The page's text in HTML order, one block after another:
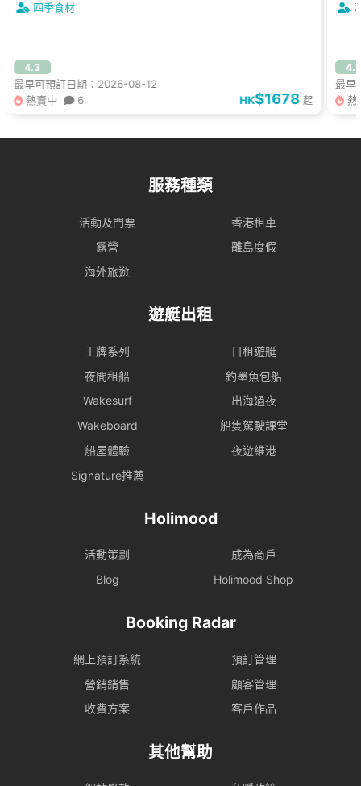
四季食材
4.3
最早可預訂日期：2026-08-12
熱賣中
6 HK$1678 起
4.3
最早
服務種類
活動及門票
香港租車
露營
離島度假
海外旅遊
遊艇出租
王牌系列
日租遊艇
夜間租船
釣墨魚包船
Wakesurf
出海過夜
Wakeboard
船隻駕駛課堂
船屋體驗
夜遊維港
Signature推薦
Holimood
活動策劃
成為商戶
Blog
Holimood Shop
Booking Radar
網上預訂系統
預訂管理
營銷銷售
顧客管理
收費方案
客戶作品
其他幫助